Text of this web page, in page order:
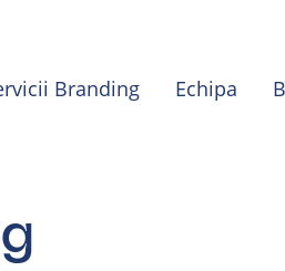
Branding Echipa